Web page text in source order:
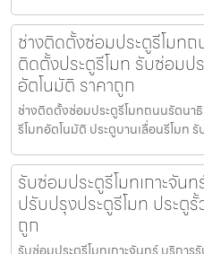
ช่างติดตั้งซ่อมประตูรีโมท
ติดตั้งประตูรีโมท รับซ่อมป
อัตโนมัติ ราคาถูก
ช่างติดตั้งซ่อมประตูรีโมทถนนรัตนา
รีโมทอัตโนมัติ ประตูบานเลื่อนรีโมท รั
รับซ่อมประตูรีโมทเกาะจั
ปรับปรุงประตูรีโมท ประตู
ถูก
รับซ่อมประตูรีโมทเกาะจันทร์ บริกา